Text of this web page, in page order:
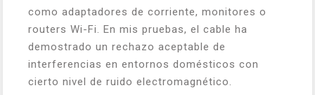
como adaptadores de corriente, monitores o
routers Wi-Fi. En mis pruebas, el cable ha
demostrado un rechazo aceptable de
interferencias en entornos domésticos con
cierto nivel de ruido electromagnético.